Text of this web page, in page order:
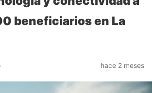
beneficiarios en La
hace 2 meses